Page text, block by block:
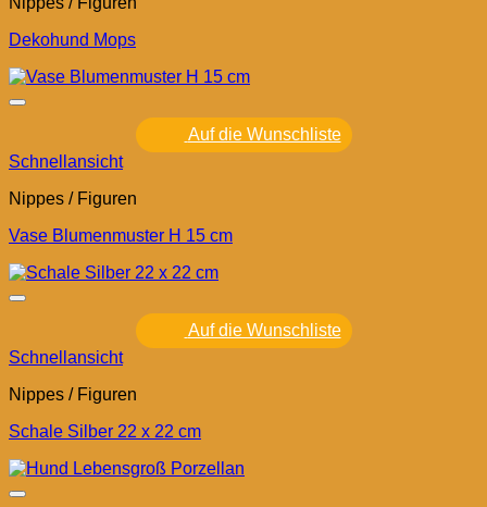
Dekohund Mops
Auf die Wunschliste
Schnellansicht
Nippes / Figuren
Vase Blumenmuster H 15 cm
Auf die Wunschliste
Schnellansicht
Nippes / Figuren
Schale Silber 22 x 22 cm